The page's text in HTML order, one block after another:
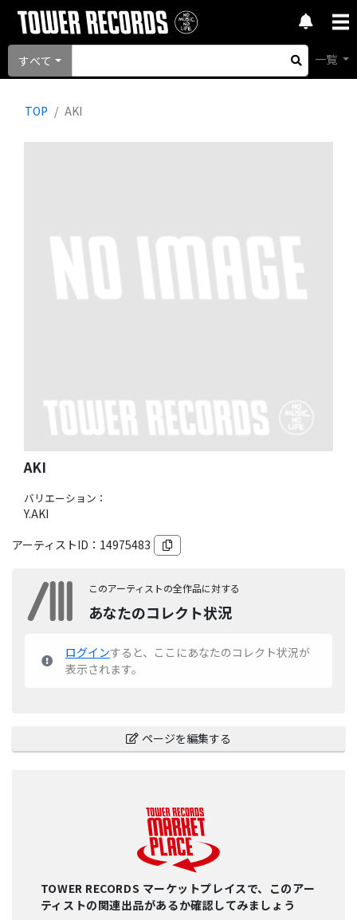
すべて 一覧
TOP AKI
AKI
バリエーション：
Y.AKI
アーティストID： 14975483
このアーティストの全作品に対する
あなたのコレクト状況
ログインすると、ここにあなたのコレクト状況が
表示されます。
ページを編集する
TOWER RECORDS マーケットプレイスで、このアー
ティストの関連出品があるか確認してみましょう